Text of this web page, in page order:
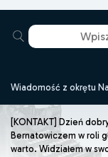
Wiadomość z okrętu
[KONTAKT] Dzień
Bernatowiczem w roli
warto. Widziałem w